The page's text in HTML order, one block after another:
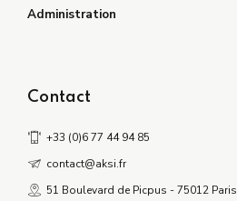
Administration
Contact
+33 (0)6 77 44 94 85
contact@aksi.fr
51 Boulevard de Picpus - 75012 Paris